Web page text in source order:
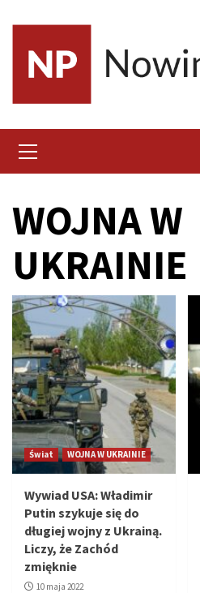
content
Menu
WOJNA W
UKRAINIE
Świat WOJNA W UKRAINIE
Wywiad USA: Władimir
Putin szykuje się do
długiej wojny z Ukrainą.
Liczy, że Zachód
zmięknie
10 maja 2022